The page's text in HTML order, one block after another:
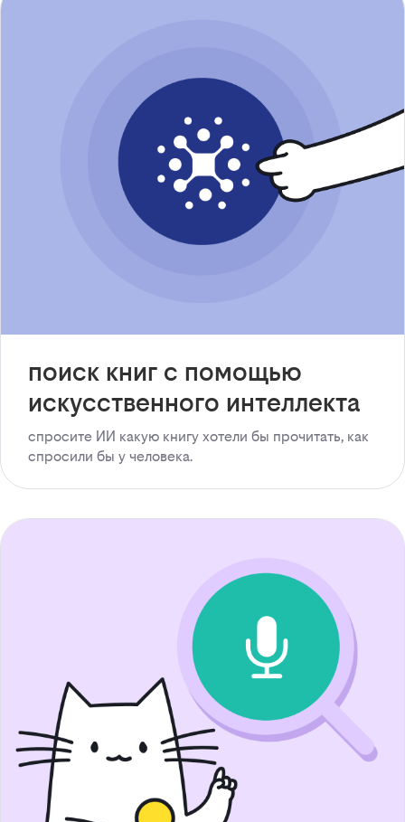
поиск книг с помощью
искусственного интеллекта
спросите ИИ какую книгу хотели бы прочитать, как
спросили бы у человека.